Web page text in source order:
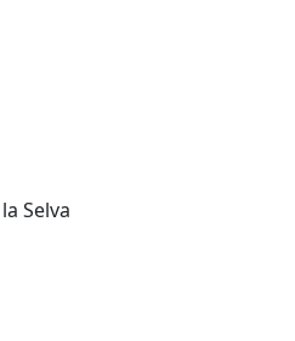
Selva